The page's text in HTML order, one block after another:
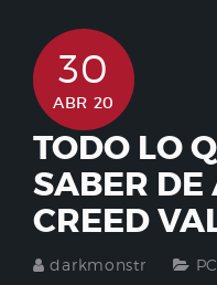
30
ABR 20
TODO LO
SABER DE
CREED
darkmonstr PC